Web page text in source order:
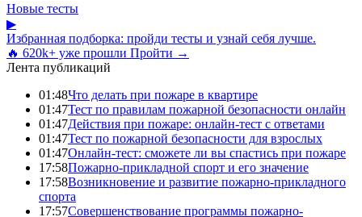
Новые тесты
▶
Избранная подборка: пройди тесты и узнай себя лучше.
🔥 620k+ уже прошли Пройти →
Лента публикаций
01:48Что делать при пожаре в квартире
01:47Тест по правилам пожарной безопасности онлайн
01:47Действия при пожаре: онлайн-тест с ответами
01:47Тест по пожарной безопасности для взрослых
01:47Онлайн-тест: сможете ли вы спастись при пожаре
17:58Пожарно-прикладной спорт и его значение
17:58Возникновение и развитие пожарно-прикладного
спорта
17:57Совершенствование программы пожарно-